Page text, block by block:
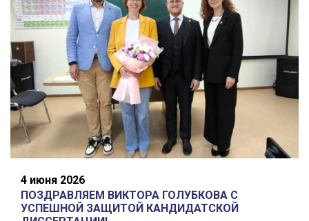
4 июня 2026
ПОЗДРАВЛЯЕМ ВИКТОРА ГОЛУБКОВА С
УСПЕШНОЙ ЗАЩИТОЙ КАНДИДАТСКОЙ